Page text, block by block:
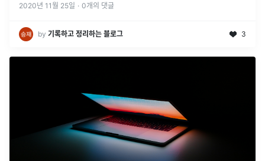
2020년 11월 25일 · 0개의 댓글
by 기록하고 정리하는 블로그 3